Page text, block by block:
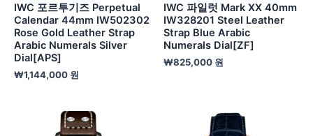
IWC 포르투기즈 Perpetual
Calendar 44mm IW502302
Rose Gold Leather Strap
Arabic Numerals Silver
Dial[APS]
₩1,144,000 원
IWC 파일럿 Mark XX 40mm
IW328201 Steel Leather
Strap Blue Arabic
Numerals Dial[ZF]
₩825,000 원